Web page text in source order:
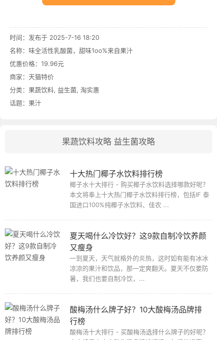
时间：发布于 2025-7-16 18:20
名称： 味全活性乳酸菌，甜味1oo%来自果汁
优惠价格： 19.96元
商家： 天猫特价
分类： 果蔬饮料, 益生菌, 淘实惠
话题： 果汁
果蔬饮料攻略 益生菌攻略
十大热门椰子水饮料排行榜
椰子水十大排行 - 购买椰子水饮料选择哪款好呢？
本文将奉上十大热门椰子水饮料排行榜，包括IF 泰
国进口100%纯椰子水饮料、佳农 ...
夏天喝什么冷饮好？这9款自制冷饮养颜
又瘦身
一到夏天，天气就格外的炎热，这时如有能有冰冰
凉凉的果汁和饮品，那一定爽翻天。夏天不仅要防
暑，我们也要自制冷饮，...
酸梅汤什么牌子好？10大酸梅汤品牌排
行榜
酸梅汤十大排行 - 买酸梅汤选择什么牌子的好呢？